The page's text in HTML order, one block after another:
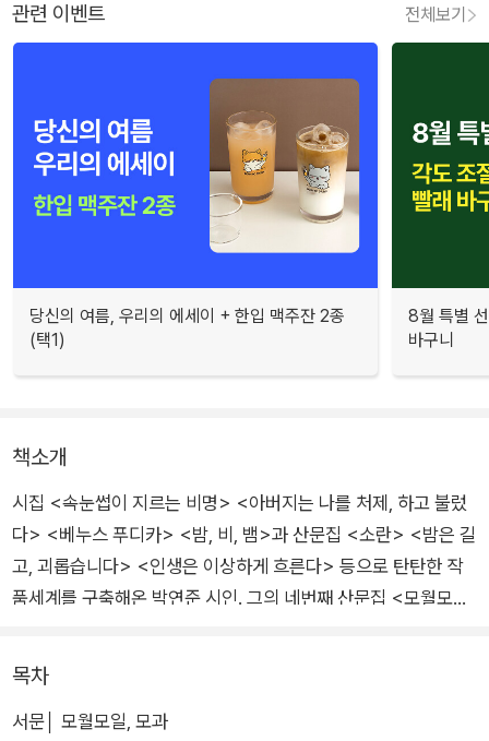
관련 이벤트 전체보기
당신의 여름, 우리의 에세이 + 한입 맥주잔 2종
(택1)
8월 특별
바구니
책소개
시집 <속눈썹이 지르는 비명> <아버지는 나를 처제, 하고 불렀
다> <베누스 푸디카> <밤, 비, 뱀>과 산문집 <소란> <밤은 길
고, 괴롭습니다> <인생은 이상하게 흐른다> 등으로 탄탄한 작
품세계를 구축해온 박연준 시인. 그의 네번째 산문집 <모월모일
소재 삼았다.
'겨울 고양이' '하루치 봄' '여름비' '오래된 가을' 총 네 개의 부로
목차
서문│ 모월모일, 모과